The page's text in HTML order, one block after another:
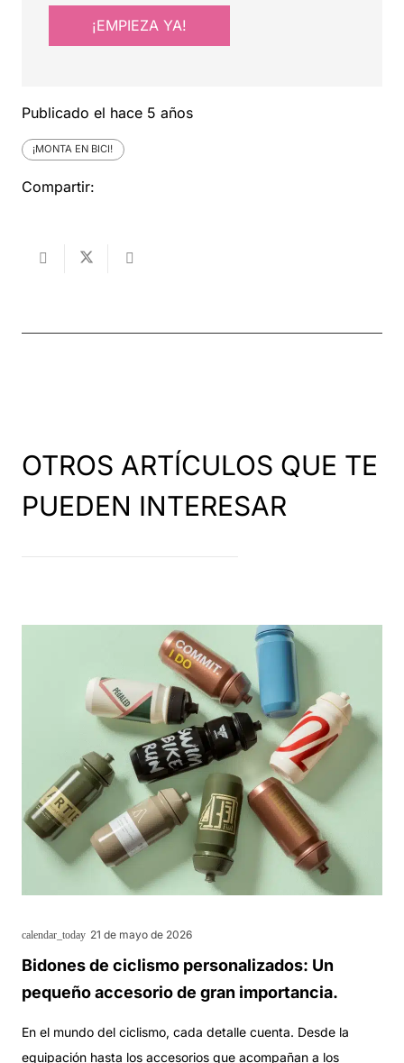
¡EMPIEZA YA!
Publicado el hace 5 años
¡MONTA EN BICI!
Compartir:
OTROS ARTÍCULOS QUE TE
PUEDEN INTERESAR
calendar_today 21 de mayo de 2026
Bidones de ciclismo personalizados: Un
pequeño accesorio de gran importancia.
En el mundo del ciclismo, cada detalle cuenta. Desde la
equipación hasta los accesorios que acompañan a los